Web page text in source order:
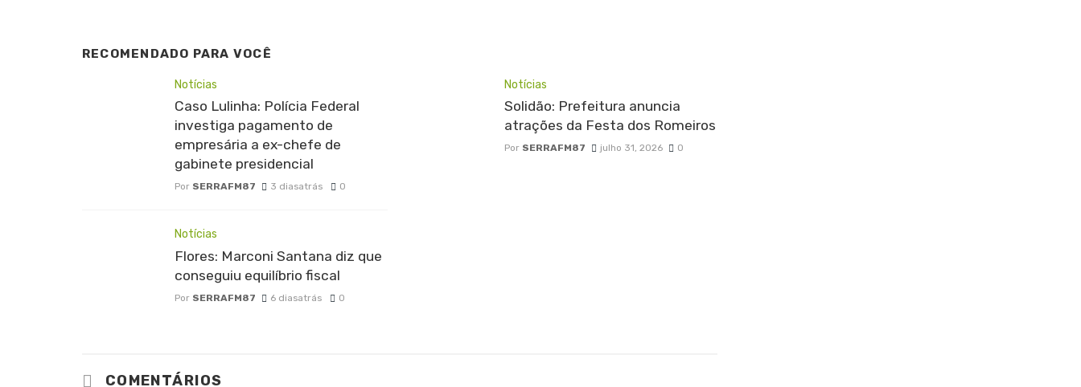
RECOMENDADO PARA VOCÊ
Notícias
Caso Lulinha: Polícia Federal
investiga pagamento de
empresária a ex-chefe de
gabinete presidencial
Por SERRAFM87 3 diasatrás 0
Notícias
Flores: Marconi Santana diz que
conseguiu equilíbrio fiscal
Por SERRAFM87 6 diasatrás 0
Notícias
Solidão: Prefeitura anuncia
atrações da Festa dos Romeiros
Por SERRAFM87 julho 31, 2026 0
COMENTÁRIOS